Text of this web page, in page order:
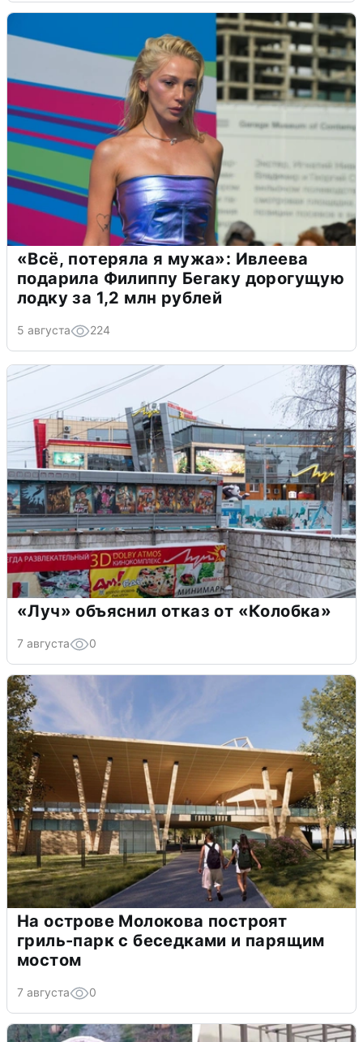
«Всё, потеряла я мужа»: Ивлеева
подарила Филиппу Бегаку дорогущую
лодку за 1,2 млн рублей
5 августа 224
«Луч» объяснил отказ от «Колобка»
7 августа 0
На острове Молокова построят
гриль-парк с беседками и парящим
мостом
7 августа 0